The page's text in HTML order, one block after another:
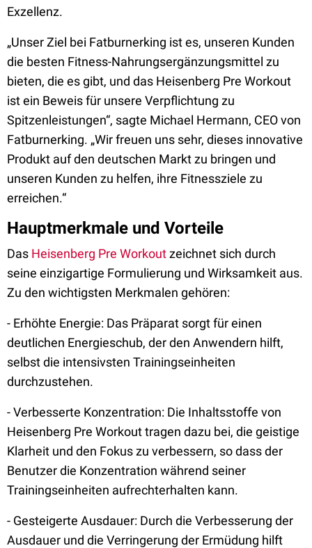
Exzellenz.
„Unser Ziel bei Fatburnerking ist es, unseren Kunden
die besten Fitness-Nahrungsergänzungsmittel zu
bieten, die es gibt, und das Heisenberg Pre Workout
ist ein Beweis für unsere Verpflichtung zu
Spitzenleistungen“, sagte Michael Hermann, CEO von
Fatburnerking. „Wir freuen uns sehr, dieses innovative
Produkt auf den deutschen Markt zu bringen und
unseren Kunden zu helfen, ihre Fitnessziele zu
erreichen.“
Hauptmerkmale und Vorteile
Das Heisenberg Pre Workoutzeichnet sich durch
seine einzigartige Formulierung und Wirksamkeit aus.
Zu den wichtigsten Merkmalen gehören:
- Erhöhte Energie: Das Präparat sorgt für einen
deutlichen Energieschub, der den Anwendern hilft,
selbst die intensivsten Trainingseinheiten
durchzustehen.
- Verbesserte Konzentration: Die Inhaltsstoffe von
Heisenberg Pre Workout tragen dazu bei, die geistige
Klarheit und den Fokus zu verbessern, so dass der
Benutzer die Konzentration während seiner
Trainingseinheiten aufrechterhalten kann.
- Gesteigerte Ausdauer: Durch die Verbesserung der
Ausdauer und die Verringerung der Ermüdung hilft